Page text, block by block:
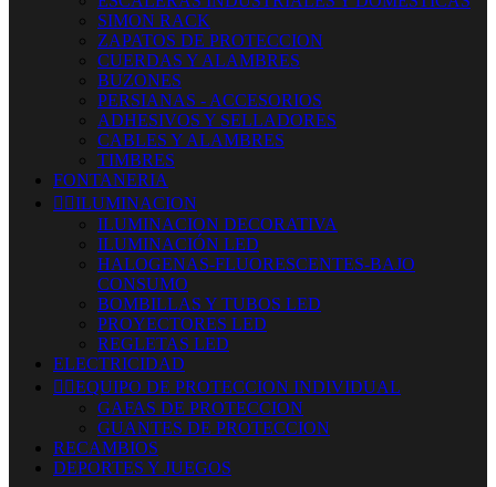
SIMON RACK
ZAPATOS DE PROTECCION
CUERDAS Y ALAMBRES
BUZONES
PERSIANAS - ACCESORIOS
ADHESIVOS Y SELLADORES
CABLES Y ALAMBRES
TIMBRES
FONTANERIA
 ILUMINACION
ILUMINACION DECORATIVA
ILUMINACIÓN LED
HALOGENAS-FLUORESCENTES-BAJO
CONSUMO
BOMBILLAS Y TUBOS LED
PROYECTORES LED
REGLETAS LED
ELECTRICIDAD
 EQUIPO DE PROTECCION INDIVIDUAL
GAFAS DE PROTECCION
GUANTES DE PROTECCION
RECAMBIOS
DEPORTES Y JUEGOS